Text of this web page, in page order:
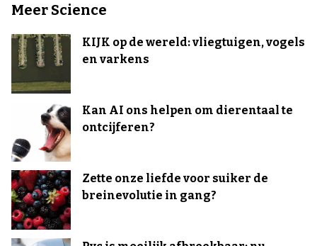
Meer Science
KIJK op de wereld: vliegtuigen, vogels
en varkens
Kan AI ons helpen om dierentaal te
ontcijferen?
Zette onze liefde voor suiker de
breinevolutie in gang?